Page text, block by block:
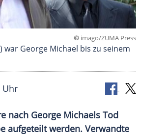
© imago/ZUMA Press
war George Michael bis zu seinem
Uhr
nach George Michaels Tod
aufgeteilt werden. Verwandte